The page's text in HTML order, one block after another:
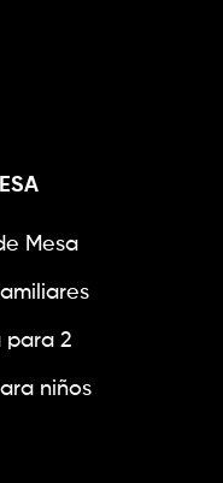
Mesa
para 2
niños